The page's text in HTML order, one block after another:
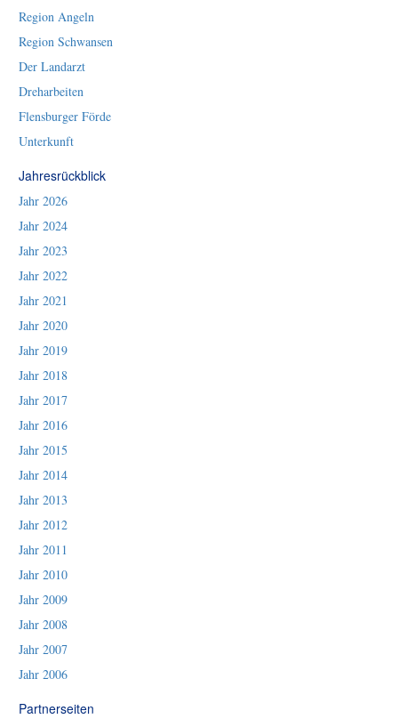
Region Angeln
Region Schwansen
Der Landarzt
Dreharbeiten
Flensburger Förde
Unterkunft
Jahresrückblick
Jahr 2026
Jahr 2024
Jahr 2023
Jahr 2022
Jahr 2021
Jahr 2020
Jahr 2019
Jahr 2018
Jahr 2017
Jahr 2016
Jahr 2015
Jahr 2014
Jahr 2013
Jahr 2012
Jahr 2011
Jahr 2010
Jahr 2009
Jahr 2008
Jahr 2007
Jahr 2006
Partnerseiten